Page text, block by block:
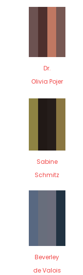
Dr.
Olivia Pojer
Sabine
Schmitz
Beverley
de Valois